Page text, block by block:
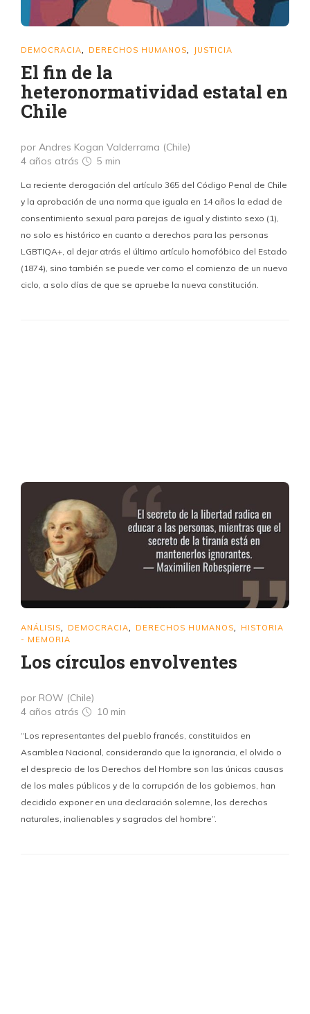
DEMOCRACIA DERECHOS HUMANOS JUSTICIA
El fin de la
heteronormatividad estatal en
Chile
por Andres Kogan Valderrama (Chile)
4 años atrás
5 min
La reciente derogación del artículo 365 del Código Penal de Chile
y la aprobación de una norma que iguala en 14 años la edad de
consentimiento sexual para parejas de igual y distinto sexo (1),
no solo es histórico en cuanto a derechos para las personas
LGBTIQA+, al dejar atrás el último artículo homofóbico del Estado
(1874), sino también se puede ver como el comienzo de un nuevo
ciclo, a solo días de que se apruebe la nueva constitución.
ANÁLISIS DEMOCRACIA DERECHOS HUMANOS
HISTORIA
- MEMORIA
Los círculos envolventes
por ROW (Chile)
4 años atrás
10 min
“Los representantes del pueblo francés, constituidos en
Asamblea Nacional, considerando que la ignorancia, el olvido o
el desprecio de los Derechos del Hombre son las únicas causas
de los males públicos y de la corrupción de los gobiernos, han
decidido exponer en una declaración solemne, los derechos
naturales, inalienables y sagrados del hombre”.